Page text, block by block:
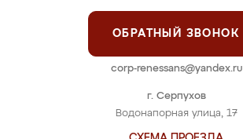
г. Серпухов
Водонапорная улица, 17
ОБРАТНЫЙ ЗВОНОК
corp-renessans@yandex.ru